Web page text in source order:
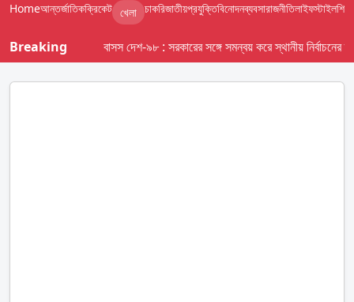
Homeআন্তর্জাতিকক্রিকেট খেলা চাকরিজাতীয়প্রযুক্তিবিনোদনব্যবসারাজনীতিলাইফস্টাইলশিক্ষা
Breaking বাসস দেশ-৯৮ : সরকারের সঙ্গে সমন্বয় করে স্থানীয় নির্বাচনের